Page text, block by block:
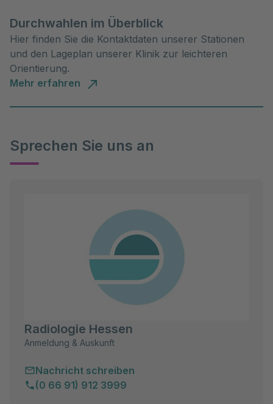
Durchwahlen im Überblick
Hier finden Sie die Kontaktdaten unserer Stationen
und den Lageplan unserer Klinik zur leichteren
Orientierung.
Mehr erfahren
Sprechen Sie uns an
Radiologie Hessen
Anmeldung & Auskunft
Nachricht schreiben
(0 66 91) 912 3999